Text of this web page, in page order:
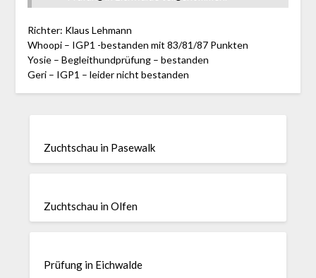
Richter: Klaus Lehmann
Whoopi – IGP1 -bestanden mit 83/81/87 Punkten
Yosie – Begleithundprüfung – bestanden
Geri – IGP1 – leider nicht bestanden
Zuchtschau in Pasewalk
Zuchtschau in Olfen
Prüfung in Eichwalde